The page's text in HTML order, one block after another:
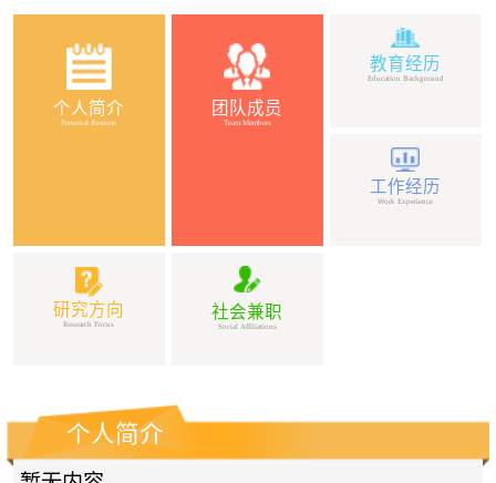
个人简介
Personal Resume
团队成员
Team Members
教育经历
Education Background
工作经历
Work Experience
研究方向
Research Focus
社会兼职
Social Affiliations
个人简介